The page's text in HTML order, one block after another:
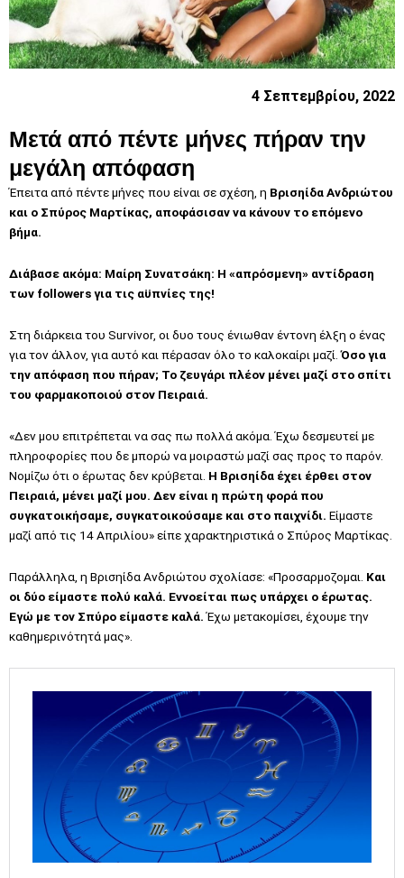
4 Σεπτεμβρίου, 2022
Μετά από πέντε μήνες πήραν την
μεγάλη απόφαση
Έπειτα από πέντε μήνες που είναι σε σχέση, η Βρισηίδα Ανδριώτου
και ο Σπύρος Μαρτίκας, αποφάσισαν να κάνουν το επόμενο
βήμα.
Διάβασε ακόμα: Μαίρη Συνατσάκη: Η «απρόσμενη» αντίδραση
των followers για τις αϋπνίες της!
Στη διάρκεια του Survivor, οι δυο τους ένιωθαν έντονη έλξη ο ένας
για τον άλλον, για αυτό και πέρασαν όλο το καλοκαίρι μαζί.Όσο για
την απόφαση που πήραν; Το ζευγάρι πλέον μένει μαζί στο σπίτι
του φαρμακοποιού στον Πειραιά.
«Δεν μου επιτρέπεται να σας πω πολλά ακόμα. Έχω δεσμευτεί με
πληροφορίες που δε μπορώ να μοιραστώ μαζί σας προς το παρόν.
Νομίζω ότι ο έρωτας δεν κρύβεται. Η Βρισηίδα έχει έρθει στον
Πειραιά, μένει μαζί μου. Δεν είναι η πρώτη φορά που
συγκατοικήσαμε, συγκατοικούσαμε και στο παιχνίδι. Είμαστε
μαζί από τις 14 Απριλίου» είπε χαρακτηριστικά ο Σπύρος Μαρτίκας.
Παράλληλα, η Βρισηίδα Ανδριώτου σχολίασε: «Προσαρμοζομαι. Και
οι δύο είμαστε πολύ καλά. Εννοείται πως υπάρχει ο έρωτας.
Εγώ με τον Σπύρο είμαστε καλά.Έχω μετακομίσει, έχουμε την
καθημερινότητά μας».